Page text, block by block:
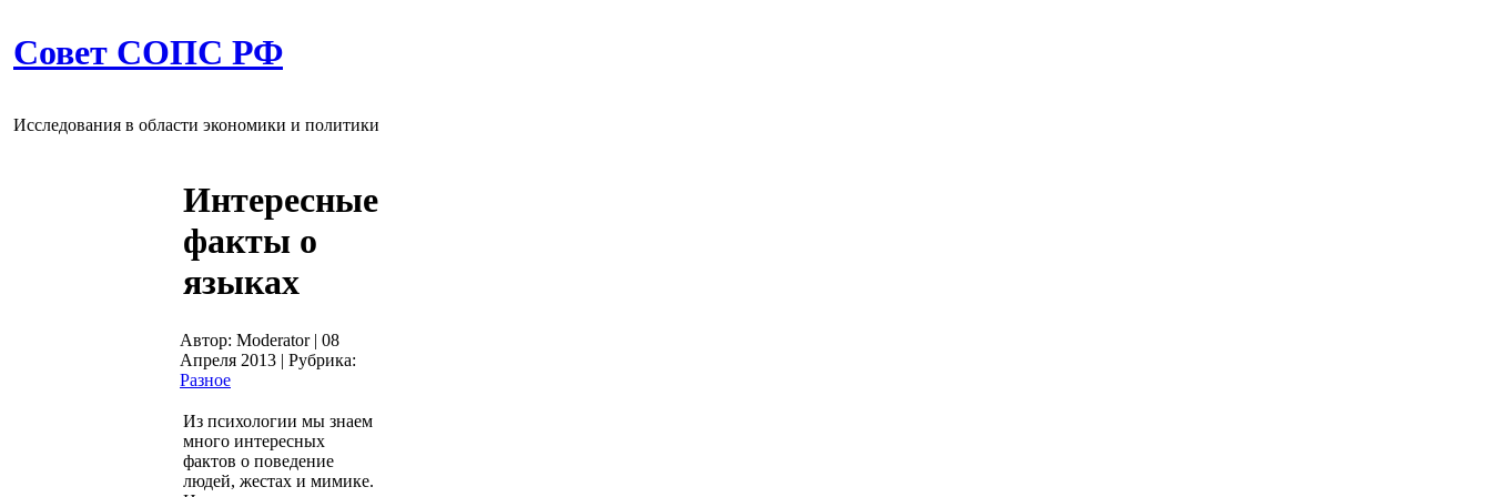
Совет СОПС РФ
Исследования в области экономики и политики
Интересные
факты о
языках
Автор: Moderator | 08
Апреля 2013 | Рубрика:
Разное
Из психологии мы знаем
много интересных
фактов о поведение
людей, жестах и мимике.